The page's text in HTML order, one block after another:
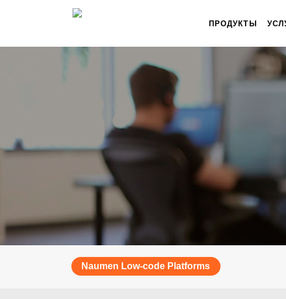
ПРОДУКТЫ
Naumen Low-code Platforms